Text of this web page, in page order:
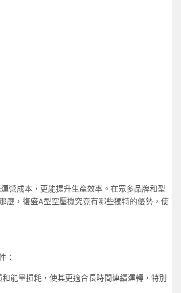
營成本，更能提升生產效率。在眾多品牌和型
麼，復盛A型空壓機究竟有哪些獨特的優勢，使
：
能量損耗，使其更適合長時間連續運轉，特別